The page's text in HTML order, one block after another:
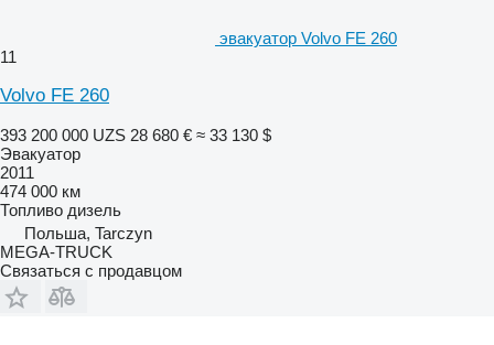
эвакуатор Volvo FE 260
11
Volvo FE 260
393 200 000 UZS 28 680 € ≈ 33 130 $
Эвакуатор
2011
474 000 км
Топливо дизель
Польша, Tarczyn
MEGA-TRUCK
Связаться с продавцом